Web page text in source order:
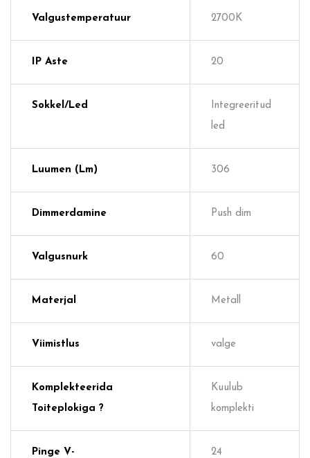
Valgustemperatuur 2700K
IP Aste 20
Sokkel/Led
Integreeritud
led
Luumen (lm) 306
Dimmerdamine Push dim
Valgusnurk 60
Materjal Metall
Viimistlus valge
Komplekteerida
Toiteplokiga ?
Kuulub
komplekti
Pinge V- 24